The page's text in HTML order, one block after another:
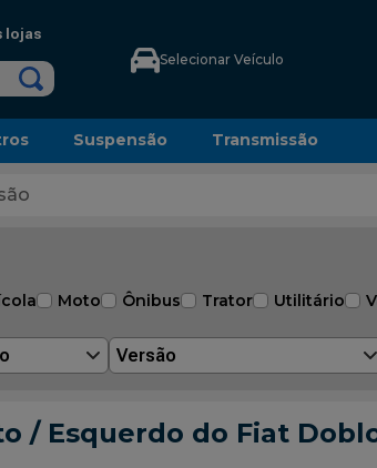
lojas
Selecionar Veículo
Suspensão Transmissão
Moto Ônibus Trator Utilitário
Versão
/ Esquerdo do Fiat